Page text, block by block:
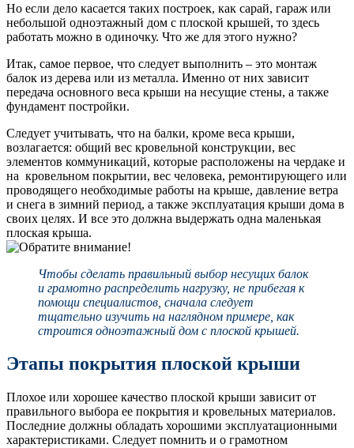
Но если дело касается таких построек, как сарай, гараж или
небольшой одноэтажный дом с плоской крышей, то здесь
работать можно в одиночку. Что же для этого нужно?
Итак, самое первое, что следует выполнить – это монтаж
балок из дерева или из металла. Именно от них зависит
передача основного веса крыши на несущие стены, а также
фундамент постройки.
Следует учитывать, что на балки, кроме веса крыши,
возлагается: общий вес кровельной конструкции, вес
элементов коммуникаций, которые расположены на чердаке и
на кровельном покрытии, вес человека, ремонтирующего или
проводящего необходимые работы на крыше, давление ветра
и снега в зимний период, а также эксплуатация крыши дома в
своих целях. И все это должна выдержать одна маленькая
плоская крыша.
Чтобы сделать правильный выбор несущих балок
и грамотно распределить нагрузку, не прибегая к
помощи специалистов, сначала следует
тщательно изучить на наглядном примере, как
строится одноэтажный дом с плоской крышей.
Этапы покрытия плоской крыши
Плохое или хорошее качество плоской крыши зависит от
правильного выбора ее покрытия и кровельных материалов.
Последние должны обладать хорошими эксплуатационными
характеристиками. Следует помнить и о грамотном